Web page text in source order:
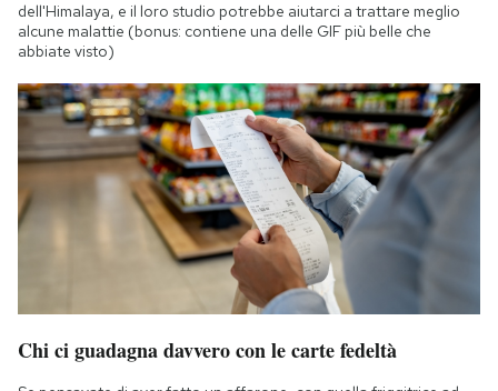
dell'Himalaya, e il loro studio potrebbe aiutarci a trattare meglio
alcune malattie (bonus: contiene una delle GIF più belle che
abbiate visto)
Chi ci guadagna davvero con le carte fedeltà